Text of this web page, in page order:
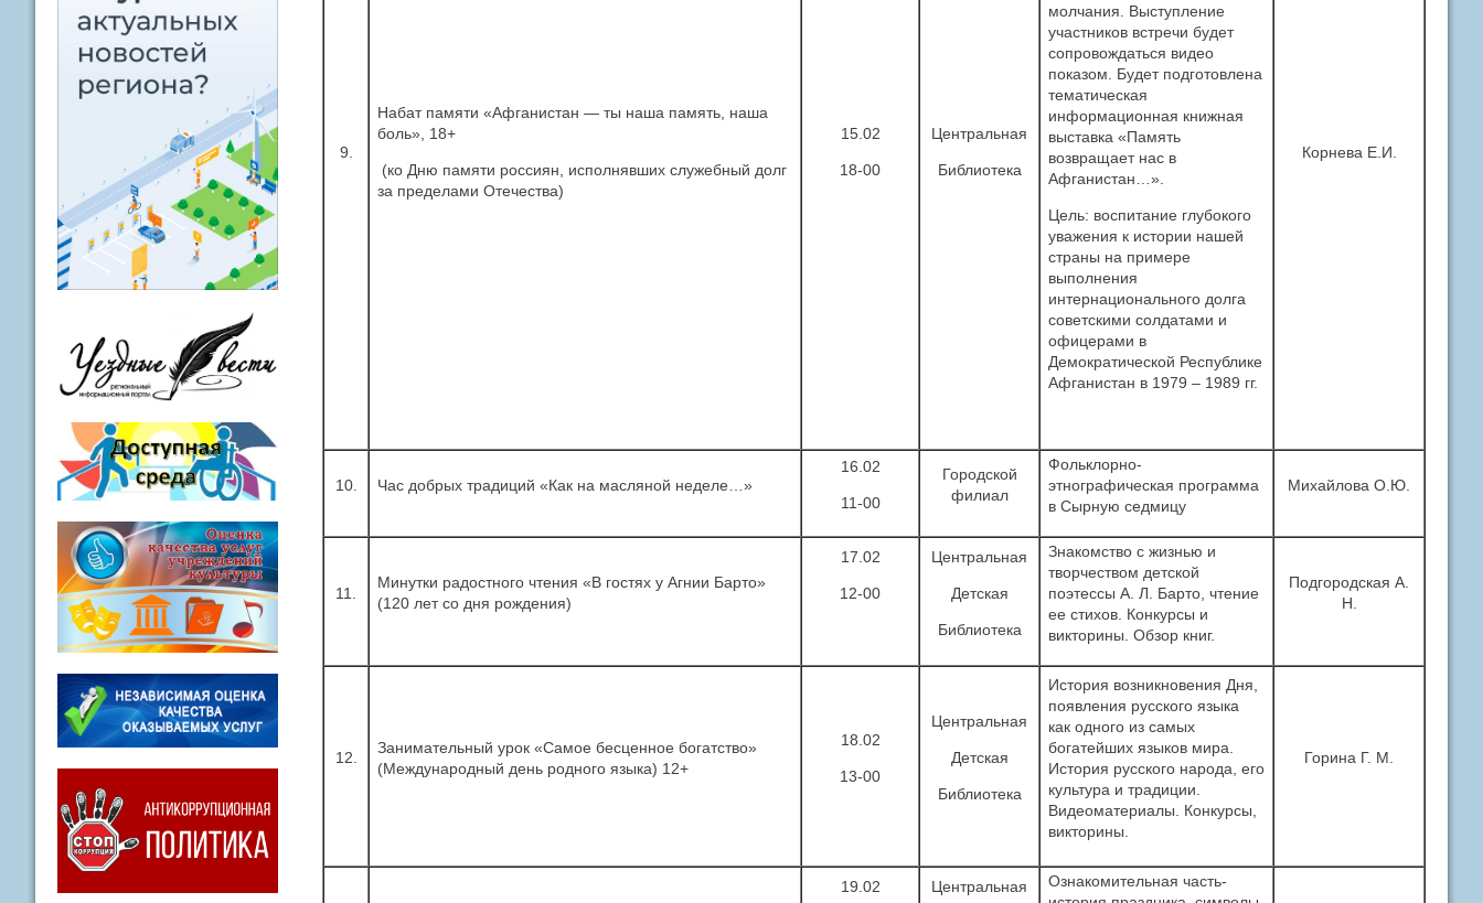
9.
Набат памяти «Афганистан — ты наша память, наша
боль», 18+
(ко Дню памяти россиян, исполнявших служебный долг
за пределами Отечества)
15.02
18-00
Центральная
Библиотека
молчания. Выступление
участников встречи будет
сопровождаться видео
показом. Будет подготовлена
тематическая
информационная книжная
выставка «Память
возвращает нас в
Афганистан…».
Цель: воспитание глубокого
уважения к истории нашей
страны на примере
выполнения
интернационального долга
советскими солдатами и
офицерами в
Демократической Республике
Афганистан в 1979 – 1989 гг.
Корнева Е.И.
10. Час добрых традиций «Как на масляной неделе…»
16.02
11-00
Городской
филиал
Фольклорно-
этнографическая программа
в Сырную седмицу
Михайлова О.Ю.
11.
Минутки радостного чтения «В гостях у Агнии Барто»
(120 лет со дня рождения)
17.02
12-00
Центральная
Детская
Библиотека
Знакомство с жизнью и
творчеством детской
поэтессы А. Л. Барто, чтение
ее стихов. Конкурсы и
викторины. Обзор книг.
Подгородская А.
Н.
12.
Занимательный урок «Самое бесценное богатство»
(Международный день родного языка) 12+
18.02
13-00
Центральная
Детская
Библиотека
История возникновения Дня,
появления русского языка
как одного из самых
богатейших языков мира.
История русского народа, его
культура и традиции.
Видеоматериалы. Конкурсы,
викторины.
Горина Г. М.
19.02 Центральная
Ознакомительная часть-